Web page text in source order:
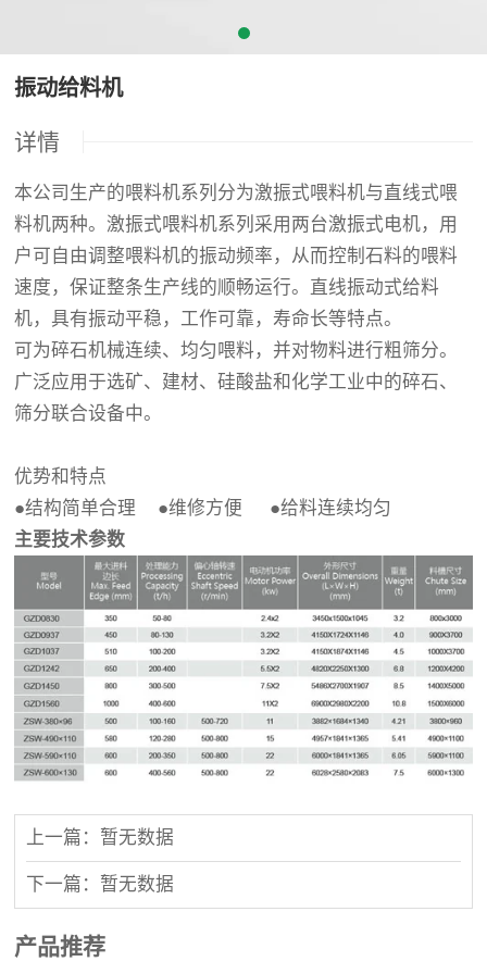
振动给料机
详情
本公司生产的喂料机系列分为激振式喂料机与直线式喂
料机两种。激振式喂料机系列采用两台激振式电机，用
户可自由调整喂料机的振动频率，从而控制石料的喂料
速度，保证整条生产线的顺畅运行。直线振动式给料
机，具有振动平稳，工作可靠，寿命长等特点。
可为碎石机械连续、均匀喂料，并对物料进行粗筛分。
广泛应用于选矿、建材、硅酸盐和化学工业中的碎石、
筛分联合设备中。
优势和特点
●结构简单合理 ●维修方便 ●给料连续均匀
主要技术参数
上一篇：暂无数据
下一篇：暂无数据
产品推荐